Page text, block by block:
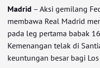
Madrid – Aksi gemilang
membawa Real Madrid
pada leg pertama babak
Kemenangan telak di
keuntungan besar bagi